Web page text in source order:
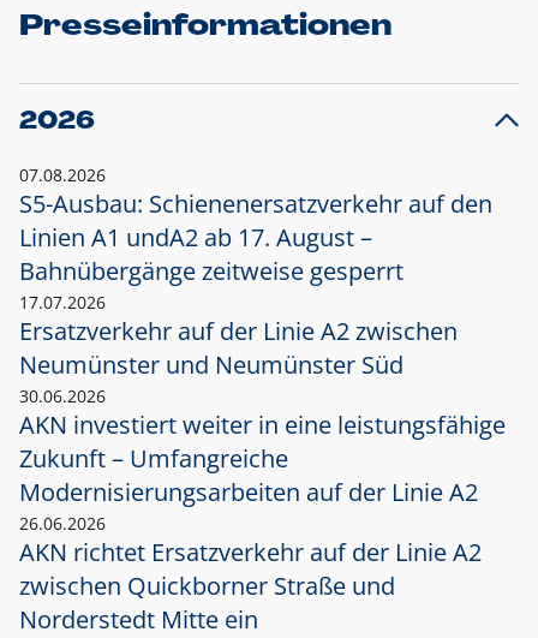
Presseinformationen
2026
07.08.2026
S5-Ausbau: Schienenersatzverkehr auf den
Linien A1 undA2 ab 17. August –
Bahnübergänge zeitweise gesperrt
17.07.2026
Ersatzverkehr auf der Linie A2 zwischen
Neumünster und Neumünster Süd
30.06.2026
AKN investiert weiter in eine leistungsfähige
Zukunft – Umfangreiche
Modernisierungsarbeiten auf der Linie A2
26.06.2026
AKN richtet Ersatzverkehr auf der Linie A2
zwischen Quickborner Straße und
Norderstedt Mitte ein